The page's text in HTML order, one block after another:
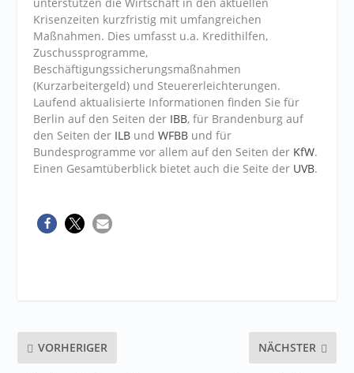
Krisenzeiten kurzfristig mit umfangreichen
Maßnahmen. Dies umfasst u.a. Kredithilfen,
Zuschussprogramme,
Beschäftigungssicherungsmaßnahmen
(Kurzarbeitergeld) und Steuererleichterungen.
Laufend aktualisierte Informationen finden Sie für
Berlin auf den Seiten der IBB, für Brandenburg auf
den Seiten der ILB undWFBB und für
Bundesprogramme vor allem auf den Seiten der KfW.
Einen Gesamtüberblick bietet auch die Seite der UVB.
VORHERIGER NÄCHSTER